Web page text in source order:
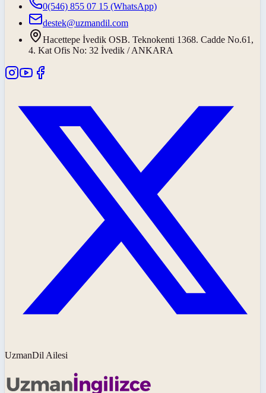
0(546) 855 07 15 (WhatsApp)
destek@uzmandil.com
Hacettepe İvedik OSB. Teknokenti 1368. Cadde No.61,
4. Kat Ofis No: 32 İvedik / ANKARA
UzmanDil Ailesi